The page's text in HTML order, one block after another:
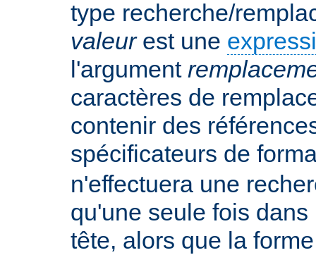
type recherche/
valeurest une
l'argument
caractères de
contenir des
spécificateurs de
n'effectuera une
qu'une seule fois
tête, alors que la